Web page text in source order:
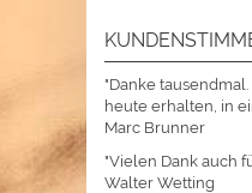
"Danke
heute erhalten, in
Marc Brunner
"Vielen Dank auch
Walter Wetting